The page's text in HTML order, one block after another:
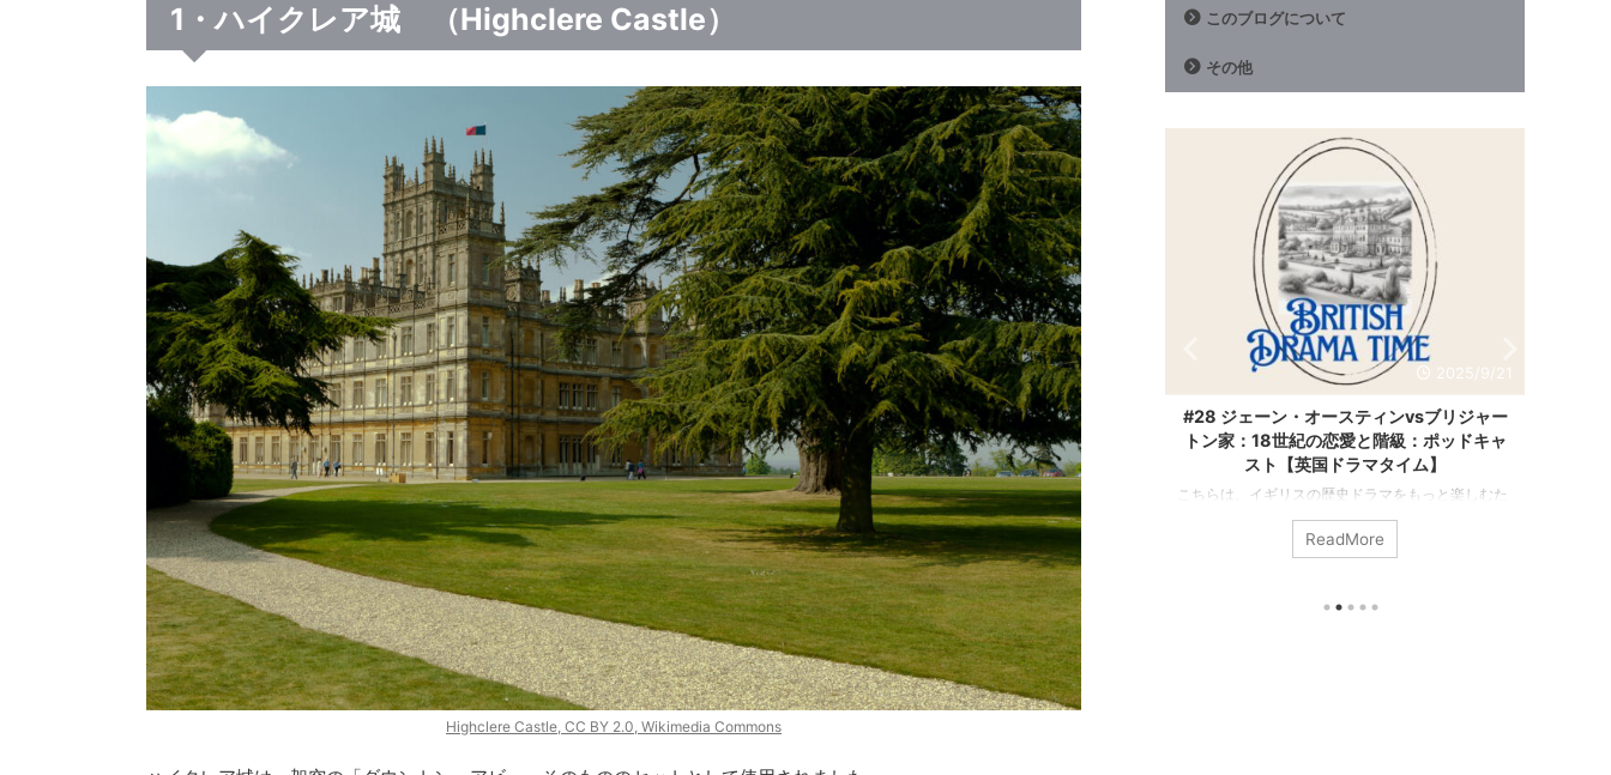
1・ハイクレア城 （Highclere Castle）
Highclere Castle, CC BY 2.0, Wikimedia Commons
このブログについて
その他
2025/9/13
#25 時代で選ぶ映画とドラマ：17世紀スチ
ュアート朝時代のおすすめの作品：ポッドキ
ャスト「英国ドラマタイム」
こちらは、イギリスの歴史ドラマをもっと楽しむた
めのポッドキャスト
起こし記事です。 番組では、おすすめのドラマや映
画の紹介、感想、ロケ地や時代背景など、さまざま
な視点でお届けしています。 今回のテーマは時代で
選ぶ映画とドラマの2回目。17世紀スチュアート朝
時代です 紹介するのは、この2本の作品。 2018年の
映画「女王陛下のお気に入り」。もう一つは、日本
で間も無く配信がスタートするドラマ「メアリー&
ジョージ 王の暗殺者」 この時代についてものすご
ReadMore
2026/2/27
『ブリジャートン家』 シーズン4完全ガイ
ド！あらすじ&見どころ【Netflix】
プロモーションを含んでいます Netflixドラマ『ブリ
ジャートン家』は、19世紀初めのロンドン社交界
で、その名を知られるブリジャートン子爵家の8人
きょうだいが、それぞれの愛と幸せを追い求める姿
を描く大ヒットドラマ。原作はジュリア・クインの
ベストセラー・ヒストリー・ロマンス小説。 Netflix
最高視聴者数ドラマとも言われています。 ドラマ・
シーズン1 は、ブリジャートン子爵家長女（4番目の
子）ダフネと、ヘイスティング公爵サイモンの物語
でした。こちらは小説版でも1話目の「The Duke
And I」（日 ...
ReadMore
#28 ジェーン・オースティンvsブリジャー
トン家：18世紀の恋愛と階級：ポッドキャ
スト【英国ドラマタイム】
こちらは、イギリスの歴史ドラマをもっと楽しむた
めのポッドキャスト「英国ドラマタイム」の書き起
こし記事です。 番組では、おすすめのドラマや映画
の紹介、感想、ロケ地や時代背景など、さまざまな
視点でお届けしています。 今日は、時代で選ぶ映画
とドラマ：18世紀ジョージアン時代です。 この時代
を舞台にした、イギリスの作家ジェーン・オーステ
ィンの不朽の名作たちと、アメリカの作家ジュリ
ア・クインの現代的なブリジャートンシリーズを紹
介します。 ジェーン・オースティンの作品は「自分
2025/9/21
#27 英国大邸宅の秘密：ベルで呼ばれる使
用人たち：ポッドキャスト【英国ドラマタイ
ム】
こちらは、イギリスの歴史ドラマをもっと楽しむた
めのポッドキャスト「英国ドラマタイム」の書き起
こし記事です。 番組では、おすすめのドラマや映画
敷ドラマによく登場する、使用人を呼びつけるベル
ReadMore